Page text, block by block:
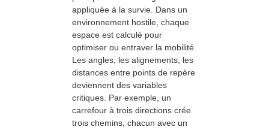
appliquée à la survie. Dans un
environnement hostile, chaque
espace est calculé pour
optimiser ou entraver la mobilité.
Les angles, les alignements, les
distances entre points de repère
deviennent des variables
critiques. Par exemple, un
carrefour à trois directions crée
trois chemins, chacun avec un